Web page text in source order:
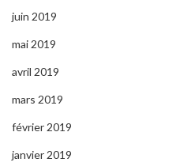
juin 2019
mai 2019
avril 2019
mars 2019
février 2019
janvier 2019